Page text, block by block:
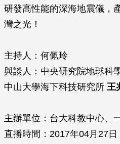
研發高性能的深海地震儀，
灣之光！
主持人：何佩玲
與談人：中央研究院地球科
中山大學海下科技研究所 王
主辦單位：台大科教中心、
直播時間：2017年04月27